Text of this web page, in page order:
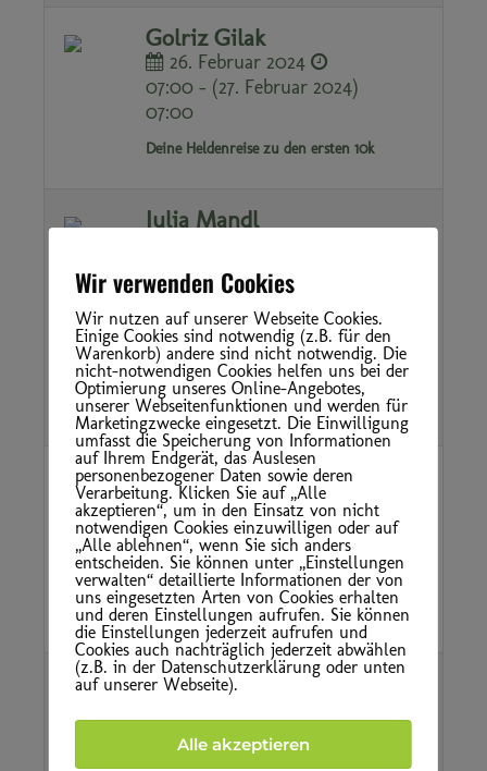
Golriz Gilak
26. Februar 2024
07:00 - (27. Februar 2024)
07:00
Deine Heldenreise zu den ersten 10k
Julia Mandl
07:00 - (27. Februar 2024)
07:00
Wie du mit strategischem
Storytelling auf Social Media,
sichtbar wirst, Vertrauen aufbaust &
verkaufst!
Kristin Hielscher
27. Februar 2024
07:00 - (28. Februar 2024)
07:00
Consistent Content - dank einem
entspannten Workflow mit Notion
Nicole Keck
07:00 - (28. Februar 2024)
07:00
Wir verwenden Cookies
Wir nutzen auf unserer Webseite Cookies.
Einige Cookies sind notwendig (z.B. für den
Warenkorb) andere sind nicht notwendig. Die
nicht-notwendigen Cookies helfen uns bei der
Optimierung unseres Online-Angebotes,
unserer Webseitenfunktionen und werden für
Marketingzwecke eingesetzt. Die Einwilligung
umfasst die Speicherung von Informationen
auf Ihrem Endgerät, das Auslesen
personenbezogener Daten sowie deren
Verarbeitung. Klicken Sie auf „Alle
akzeptieren“, um in den Einsatz von nicht
notwendigen Cookies einzuwilligen oder auf
„Alle ablehnen“, wenn Sie sich anders
entscheiden. Sie können unter „Einstellungen
verwalten“ detaillierte Informationen der von
uns eingesetzten Arten von Cookies erhalten
und deren Einstellungen aufrufen. Sie können
die Einstellungen jederzeit aufrufen und
Cookies auch nachträglich jederzeit abwählen
(z.B. in der Datenschutzerklärung oder unten
auf unserer Webseite).
Alle akzeptieren